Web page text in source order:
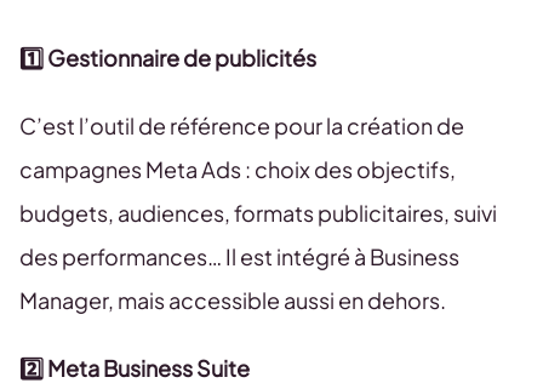
1️⃣ Gestionnaire de publicités
C’est l’outil de référence pour la création de
campagnes Meta Ads : choix des objectifs,
budgets, audiences, formats publicitaires, suivi
des performances… Il est intégré à Business
Manager, mais accessible aussi en dehors.
2️⃣ Meta Business Suite